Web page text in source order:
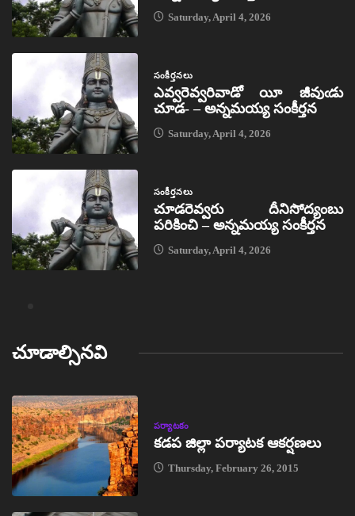
Saturday, April 4, 2026
సంకీర్తనలు
ఎవ్వరెవ్వరివాడో యీ జీవుఁడు
చూడ- – అన్నమయ్య సంకీర్తన
Saturday, April 4, 2026
సంకీర్తనలు
చూడరెవ్వరు దీనిసోద్యంబు
పరికించి – అన్నమయ్య సంకీర్తన
Saturday, April 4, 2026
చూడాల్సినవి
పర్యాటకం
కడప జిల్లా పర్యాటక ఆకర్షణలు
Thursday, February 26, 2015